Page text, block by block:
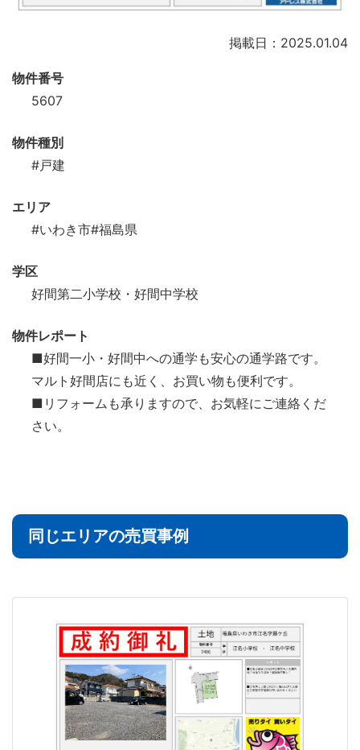
掲載日：2025.01.04
物件番号
5607
物件種別
#戸建
エリア
#いわき市#福島県
学区
好間第二小学校・好間中学校
物件レポート
■好間一小・好間中への通学も安心の通学路です。
マルト好間店にも近く、お買い物も便利です。
■リフォームも承りますので、お気軽にご連絡くだ
さい。
同じエリアの売買事例